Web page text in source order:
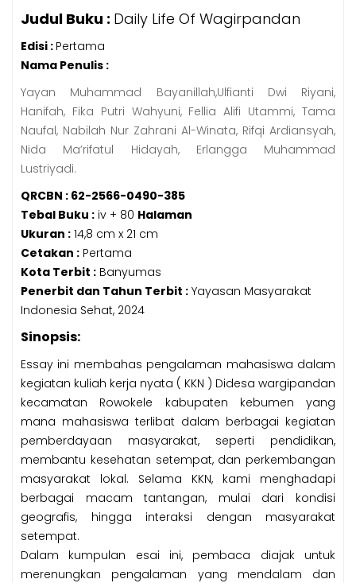
Judul Buku : Daily Life Of Wagirpandan
Edisi : Pertama
Nama Penulis :
Yayan Muhammad Bayanillah,Ulfianti Dwi Riyani,
Hanifah, Fika Putri Wahyuni, Fellia Alifi Utammi, Tama
Naufal, Nabilah Nur Zahrani Al-Winata, Rifqi Ardiansyah,
Nida Ma’rifatul Hidayah, Erlangga Muhammad
Lustriyadi.
QRCBN : 62-2566-0490-385
Tebal Buku : iv + 80 Halaman
Ukuran : 14,8 cm x 21 cm
Cetakan : Pertama
Kota Terbit : Banyumas
Penerbit dan Tahun Terbit : Yayasan Masyarakat
Indonesia Sehat, 2024
Sinopsis:
Essay ini membahas pengalaman mahasiswa dalam
kegiatan kuliah kerja nyata ( KKN ) Didesa wargipandan
kecamatan Rowokele kabupaten kebumen yang
mana mahasiswa terlibat dalam berbagai kegiatan
pemberdayaan masyarakat, seperti pendidikan,
membantu kesehatan setempat, dan perkembangan
masyarakat lokal. Selama KKN, kami menghadapi
berbagai macam tantangan, mulai dari kondisi
geografis, hingga interaksi dengan masyarakat
setempat.
Dalam kumpulan esai ini, pembaca diajak untuk
merenungkan pengalaman yang mendalam dan